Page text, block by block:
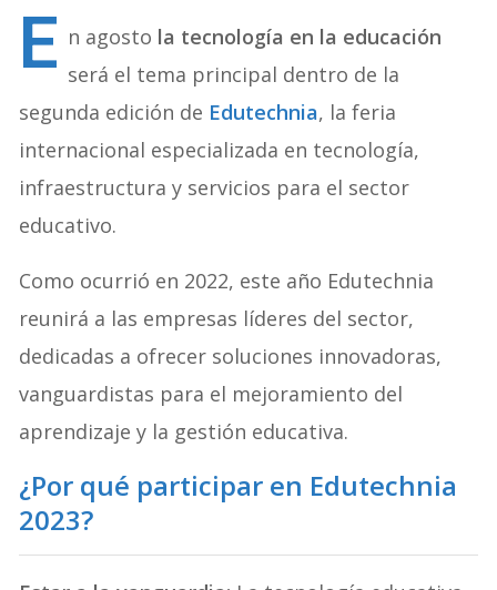
E n agosto la tecnología en la educación
será el tema principal dentro de la
segunda edición de Edutechnia, la feria
internacional especializada en tecnología,
infraestructura y servicios para el sector
educativo.
Como ocurrió en 2022, este año Edutechnia
reunirá a las empresas líderes del sector,
dedicadas a ofrecer soluciones innovadoras,
vanguardistas para el mejoramiento del
aprendizaje y la gestión educativa.
¿Por qué participar en Edutechnia
2023?